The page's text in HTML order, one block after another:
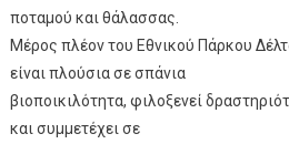
ποταμού και θάλασσας.
Μέρος πλέον του Εθνικού Πάρκου
είναι πλούσια σε σπάνια
βιοποικιλότητα, φιλοξενεί
και συμμετέχει σε